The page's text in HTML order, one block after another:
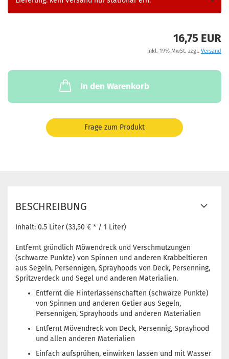
16,75 EUR
inkl. 19% MwSt. zzgl. Versand
In den Warenkorb
Frage zum Produkt
BESCHREIBUNG
Inhalt: 0.5 Liter (33,50 € * / 1 Liter)
Entfernt gründlich Möwendreck und Verschmutzungen
(schwarze Punkte) von Spinnen und anderen Krabbeltieren
aus Segeln, Persennigen, Sprayhoods von Deck, Persenning,
Spritzverdeck und Segel und anderen Materialien.
Entfernt die Hinterlassenschaften (schwarze Punkte)
von Spinnen und anderen Getier aus Segeln,
Persennigen, Sprayhoods und anderen Materialien
Entfernt Mövendreck von Deck, Persennig, Sprayhood
und allen anderen Materialien
Einfach aufsprühen, einwirken lassen und mit Wasser